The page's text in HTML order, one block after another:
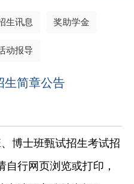
生讯息 奖助学金
动报导
生简章公告
博士班甄试招生考试招
自行网页浏览或打印，